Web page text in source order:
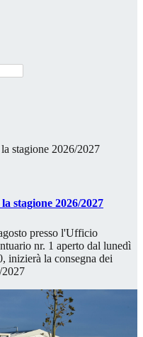
stagione 2026/2027
presso l'Ufficio
nr. 1 aperto dal lunedì
inizierà la consegna dei
2027